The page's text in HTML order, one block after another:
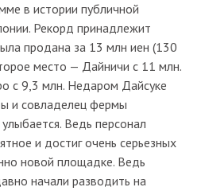
в истории публичной
Рекорд принадлежит
продана за 13 млн иен (130
место — Дайничи с 11 млн.
с 9,3 млн. Недаром Дайсуке
и совладелец фермы
Ведь персонал
и достиг очень серьезных
новой площадке. Ведь
начали разводить на